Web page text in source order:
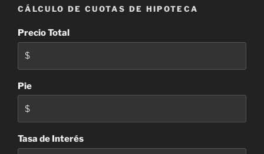
CÁLCULO DE CUOTAS DE HIPOTECA
Precio Total
Pie
Tasa de Interés